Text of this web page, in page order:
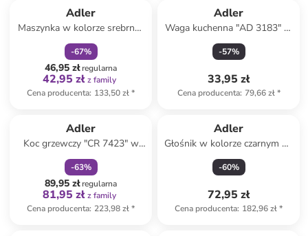
Adler
Maszynka w kolorze srebrno-
czarnym do strzyżenia
włosów - 13,5 x 20 x 9 cm
-67%
46,95 złregularna
42,95 zł z family
Cena producenta: 133,50 zł*
Adler
Waga kuchenna "AD 3183" w
kolorze czarnym - 5 kg
-57%
33,95 zł
Cena producenta: 79,66 zł*
Adler
Koc grzewczy "CR 7423" w
kolorze beżowym - 150 x 80
cm
-63%
89,95 złregularna
81,95 zł z family
Cena producenta: 223,98 zł*
Adler
Głośnik w kolorze czarnym do
karaoke z mikrofonem
-60%
72,95 zł
Cena producenta: 182,96 zł*